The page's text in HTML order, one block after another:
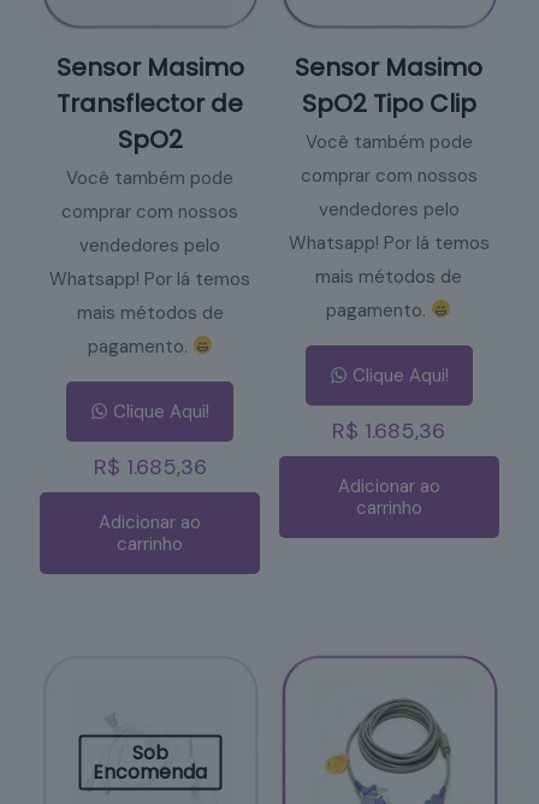
Sensor Masimo
Transflector de
SpO2
Você também pode
comprar com nossos
vendedores pelo
Whatsapp! Por lá temos
mais métodos de
pagamento.
Clique Aqui!
R$ 1.685,36
Adicionar ao
carrinho
Sensor Masimo
SpO2 Tipo Clip
Você também pode
comprar com nossos
vendedores pelo
Whatsapp! Por lá temos
mais métodos de
pagamento.
Clique Aqui!
R$ 1.685,36
Adicionar ao
carrinho
Sob
Encomenda